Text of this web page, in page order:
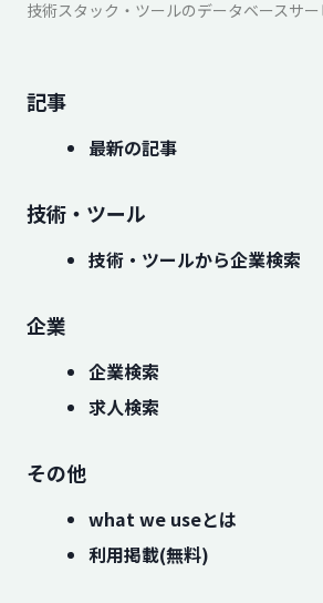
技術スタック・ツールのデータベースサー
記事
最新の記事
技術・ツール
技術・ツールから企業検索
企業
企業検索
求人検索
その他
what we useとは
利用掲載(無料)